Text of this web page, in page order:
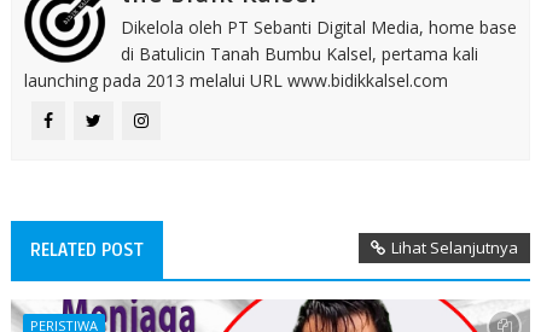
Dikelola oleh PT Sebanti Digital Media, home base
di Batulicin Tanah Bumbu Kalsel, pertama kali
launching pada 2013 melalui URL www.bidikkalsel.com
RELATED POST Lihat Selanjutnya
PERISTIWA